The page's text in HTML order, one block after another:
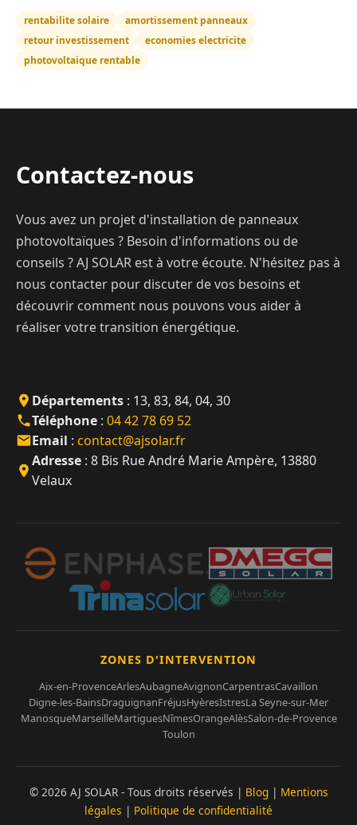
rentabilite solaire
amortissement panneaux
retour investissement
economies electricite
photovoltaique rentable
Contactez-nous
Vous avez un projet d'installation de panneaux
photovoltaïques ? Besoin d'informations ou de
conseils ? AJ SOLAR est à votre écoute. N'hésitez pas à
nous contacter pour discuter de vos besoins et
découvrir comment nous pouvons vous aider à
réaliser votre transition énergétique.
Départements : 13, 83, 84, 04, 30
Téléphone : 04 42 78 69 52
Email : contact@ajsolar.fr
Adresse : 8 Bis Rue André Marie Ampère, 13880
Velaux
ZONES D'INTERVENTION
Aix-en-ProvenceArlesAubagneAvignonCarpentrasCavaillon
Digne-les-BainsDraguignanFréjusHyèresIstresLa Seyne-sur-Mer
ManosqueMarseilleMartiguesNîmesOrangeAlèsSalon-de-Provence
Toulon
© 2026 AJ SOLAR - Tous droits réservés | Blog| Mentions
légales | Politique de confidentialité